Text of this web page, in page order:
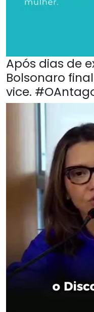
Após dias de
Bolsonaro
vice.